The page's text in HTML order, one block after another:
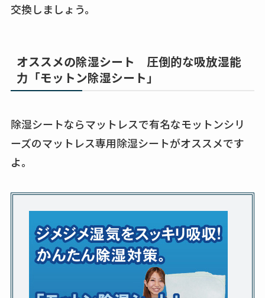
交換しましょう。
オススメの除湿シート 圧倒的な吸放湿能
力「モットン除湿シート」
除湿シートならマットレスで有名なモットンシリ
ーズのマットレス専用除湿シートがオススメです
よ。